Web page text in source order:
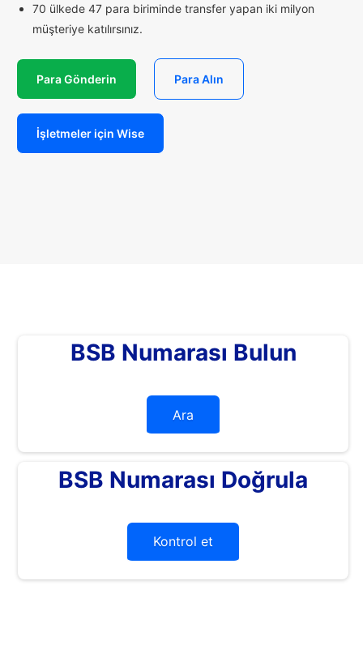
70 ülkede 47 para biriminde transfer yapan iki milyon
müşteriye katılırsınız.
Para Gönderin Para Alın
İşletmeler için Wise
BSB Numarası Bulun
Ara
BSB Numarası Doğrula
Kontrol et